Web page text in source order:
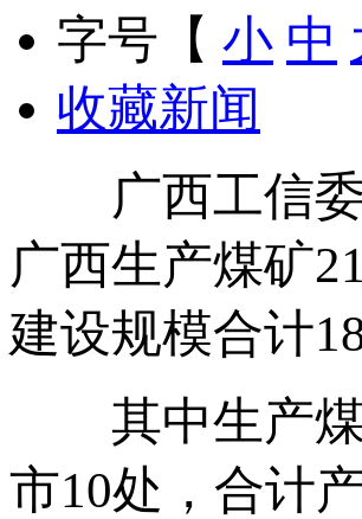
字号【 小 中
收藏新闻
广西工信委
广西生产煤矿
建设规模合计
其中生产煤
市10处，合计